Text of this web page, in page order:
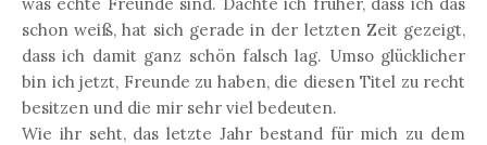
schon weiß, hat sich gerade in der letzten Zeit gezeigt,
dass ich damit ganz schön falsch lag. Umso glücklicher
bin ich jetzt, Freunde zu haben, die diesen Titel zu recht
besitzen und die mir sehr viel bedeuten.
Wie ihr seht, das letzte Jahr bestand für mich zu dem